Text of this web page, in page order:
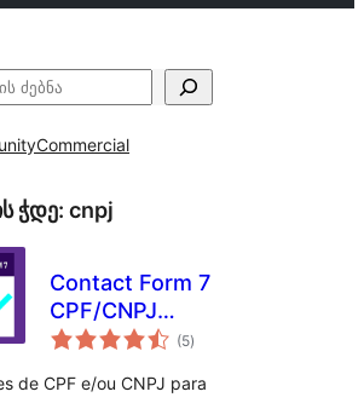
Commercial
ჭდე: cnpj
Contact Form 7
CPF/CNPJ
Validations
(5საერთო
რეიტინგი
)
de CPF e/ou CNPJ para